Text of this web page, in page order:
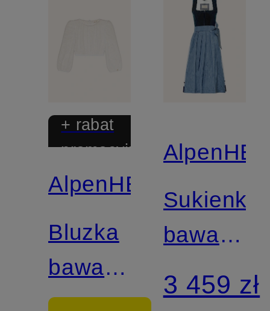
+ rabat
promocyjny
AlpenHERZ
Bluzka
bawarska
KIM
Sukienka
bawarska
ROSALIE
z
3 459 zł